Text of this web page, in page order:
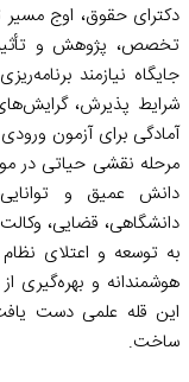
دکترای حقوق، اوج
تخصص، پژوهش و
جایگاه نیازمند
شرایط پذیرش،
آمادگی برای آزمون
مرحله نقشی حیاتی در
دانش عمیق و
دانشگاهی، قضایی،
به توسعه و اعتلای
هوشمندانه و
این قله علمی دست
ساخت.